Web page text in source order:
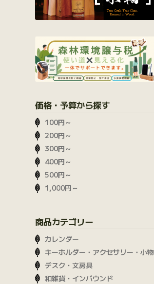
価格・予算から探す
100円～
200円～
300円～
400円～
500円～
1,000円～
商品カテゴリー
カレンダー
キーホルダー・アクセサリー・小物
デスク・文房具
和雑貨・インバウンド